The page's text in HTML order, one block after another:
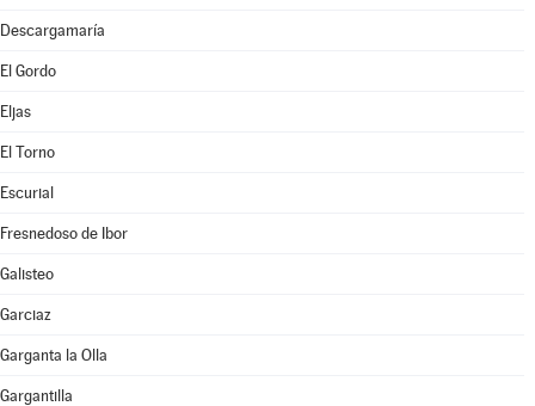
Descargamaría
El Gordo
Eljas
El Torno
Escurial
Fresnedoso de Ibor
Galisteo
Garciaz
Garganta la Olla
Gargantilla